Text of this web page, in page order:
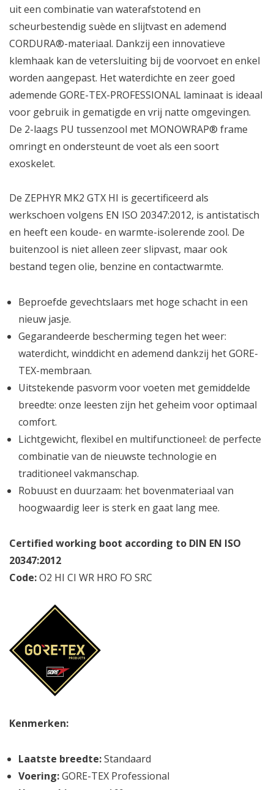
uit een combinatie van waterafstotend en
scheurbestendig suède en slijtvast en ademend
CORDURA®-materiaal. Dankzij een innovatieve
klemhaak kan de vetersluiting bij de voorvoet en enkel
worden aangepast. Het waterdichte en zeer goed
ademende GORE-TEX-PROFESSIONAL laminaat is ideaal
voor gebruik in gematigde en vrij natte omgevingen.
De 2-laags PU tussenzool met MONOWRAP® frame
omringt en ondersteunt de voet als een soort
exoskelet.
De ZEPHYR MK2 GTX HI is gecertificeerd als
werkschoen volgens EN ISO 20347:2012, is antistatisch
en heeft een koude- en warmte-isolerende zool. De
buitenzool is niet alleen zeer slipvast, maar ook
bestand tegen olie, benzine en contactwarmte.
Beproefde gevechtslaars met hoge schacht in een
nieuw jasje.
Gegarandeerde bescherming tegen het weer:
waterdicht, winddicht en ademend dankzij het GORE-
TEX-membraan.
Uitstekende pasvorm voor voeten met gemiddelde
breedte: onze leesten zijn het geheim voor optimaal
comfort.
Lichtgewicht, flexibel en multifunctioneel: de perfecte
combinatie van de nieuwste technologie en
traditioneel vakmanschap.
Robuust en duurzaam: het bovenmateriaal van
hoogwaardig leer is sterk en gaat lang mee.
Certified working boot according to DIN EN ISO
20347:2012
Code:O2 HI CI WR HRO FO SRC
Kenmerken:
Laatste breedte:Standaard
Voering:GORE-TEX Professional